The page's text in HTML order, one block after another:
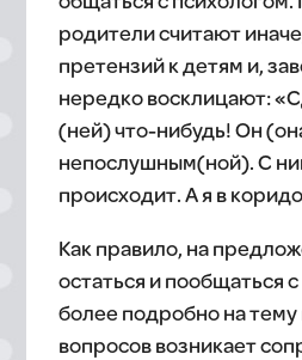
родители считают
претензий к детям и,
нередко восклицают:
(ней) что-нибудь! Он
непослушным(ной). С
происходит. А я в
Как правило, на
остаться и пообщаться
более подробно на
вопросов возникает